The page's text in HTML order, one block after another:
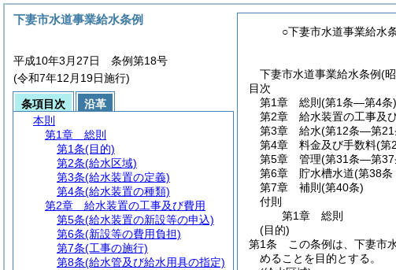
○下妻市水道事業給水
下妻市水道事業給水条例(
目次
第1章
総則 (第1条―第4条)
第2章
給水装置の工事及
第3章
給水(第12条―第21
第4章
料金及び手数料(第
第5章
管理(第31条―第37
第6章
貯水槽水道(第38条
第7章
補則 (第40条)
付則
第1章
総則
(目的)
第1条
この条例は、下妻市
めることを目的とする。
下妻市水道事業給水条例
平成10年3月27日 条例第18号
(令和7年12月19日施行)
条項目次
沿革
本則
第1章
総則
第1条(目的)
第2条(給水区域)
第3条(給水装置の定義)
第4条(給水装置の種類)
第2章
給水装置の工事及び費用
第5条(給水装置の新設等の申込)
第6条(新設等の費用負担)
第7条(工事の施行)
第8条(給水管及び給水用具の指定)